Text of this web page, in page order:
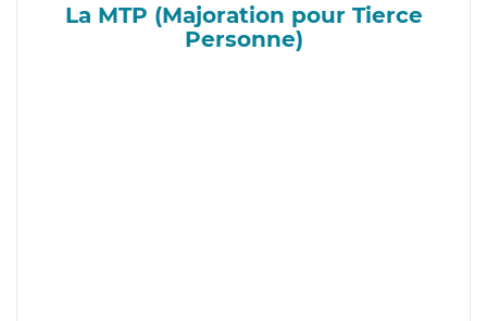
La MTP (Majoration pour Tierce
Personne)